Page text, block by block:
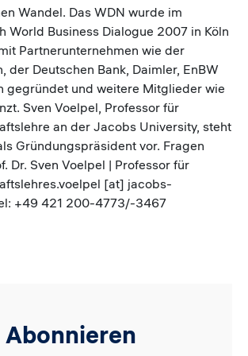
Wandel. Das WDN wurde im
World Business Dialogue 2007 in Köln
Partnerunternehmen wie der
der Deutschen Bank, Daimler, EnBW
gegründet und weitere Mitglieder wie
Sven Voelpel, Professor für
an der Jacobs University, steht
Gründungspräsident vor. Fragen
Dr. Sven Voelpel | Professor für
[at] jacobs-
+49 421 200-4773/-3467
Abonnieren